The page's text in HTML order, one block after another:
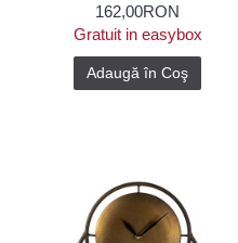
162,00RON
Gratuit in easybox
Adaugă în Coş